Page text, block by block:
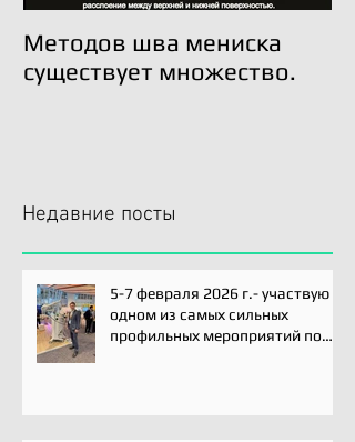
Методов шва мениска
существует множество.
Недавние посты
5-7 февраля 2026 г.- участвую
одном из самых сильных
профильных мероприятий по